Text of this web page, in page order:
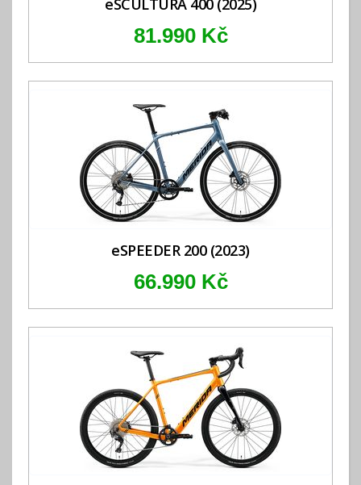
eSCULTURA 400 (2025)
81.990 Kč
eSPEEDER 200 (2023)
66.990 Kč